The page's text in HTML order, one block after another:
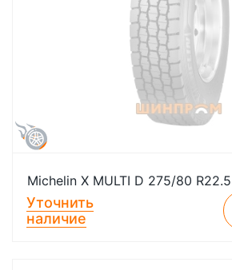
Michelin X MULTI D 275/80 R22.5
Уточнить
наличие